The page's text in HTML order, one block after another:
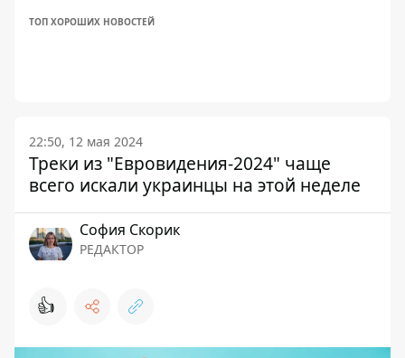
ТОП ХОРОШИХ НОВОСТЕЙ
22:50, 12 мая 2024
Треки из "Евровидения-2024" чаще
всего искали украинцы на этой неделе
София Скорик
РЕДАКТОР
👍